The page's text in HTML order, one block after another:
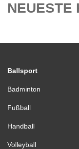
NEUESTE
Ballsport
Badminton
Fußball
Handball
Volleyball